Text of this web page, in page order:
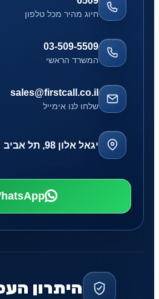
חיוג מהיר מכל טלפון
03-509-5509
המשרד הראשי
sales@firstcall.co.il
שלחו לנו אימייל
יגאל אלון 98, תל אביב
היתרון